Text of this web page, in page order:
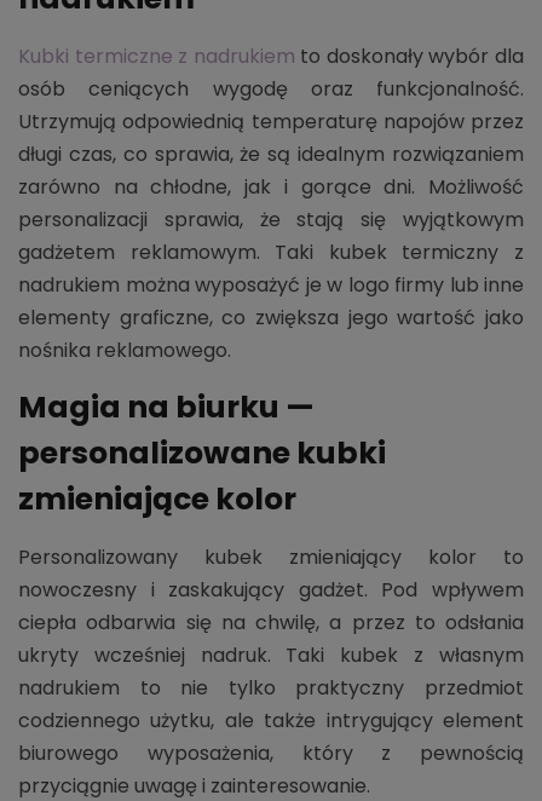
Kubki termiczne z nadrukiem to doskonały wybór dla
osób ceniących wygodę oraz funkcjonalność.
Utrzymują odpowiednią temperaturę napojów przez
długi czas, co sprawia, że są idealnym rozwiązaniem
zarówno na chłodne, jak i gorące dni. Możliwość
personalizacji sprawia, że stają się wyjątkowym
gadżetem reklamowym. Taki kubek termiczny z
nadrukiem można wyposażyć je w logo firmy lub inne
elementy graficzne, co zwiększa jego wartość jako
nośnika reklamowego.
Magia na biurku —
personalizowane kubki
zmieniające kolor
Personalizowany kubek zmieniający kolor to
nowoczesny i zaskakujący gadżet. Pod wpływem
ciepła odbarwia się na chwilę, a przez to odsłania
ukryty wcześniej nadruk. Taki kubek z własnym
nadrukiem to nie tylko praktyczny przedmiot
codziennego użytku, ale także intrygujący element
biurowego wyposażenia, który z pewnością
przyciągnie uwagę i zainteresowanie.